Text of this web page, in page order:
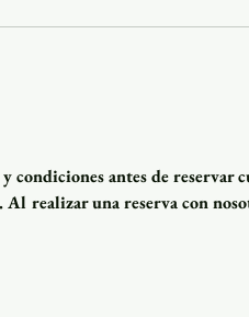
condiciones antes de reservar
realizar una reserva con